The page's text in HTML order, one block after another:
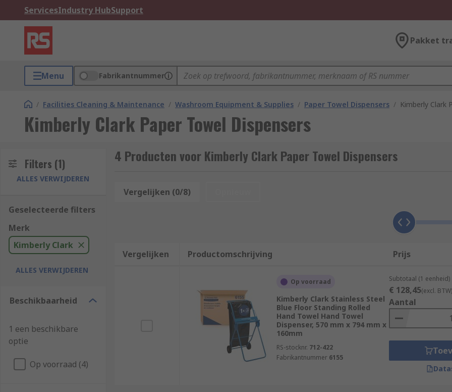
ServicesIndustry HubSupport
Pakket
Menu Fabrikantnummer
/ Facilities Cleaning & Maintenance / Washroom Equipment & Supplies / Paper Towel Dispensers / Kimberly Clark
Kimberly Clark Paper Towel Dispensers
Filters (1)
ALLES VERWIJDEREN
Geselecteerde filters
Merk
Kimberly Clark
ALLES VERWIJDEREN
Beschikbaarheid
1 een beschikbare
optie
Op voorraad (4)
4 Producten voor Kimberly Clark Paper Towel Dispensers
Vergelijken (0/8)
Vergelijken Productomschrijving Prijs
Op voorraad
Kimberly Clark Stainless Steel
Blue Floor Standing Rolled
Hand Towel Hand Towel
Dispenser, 570 mm x 794 mm x
160mm
RS-stocknr. 712-422
Fabrikantnummer 6155
Subtotaal (1 eenheid)
€ 128,45(excl. BTW)
Aantal